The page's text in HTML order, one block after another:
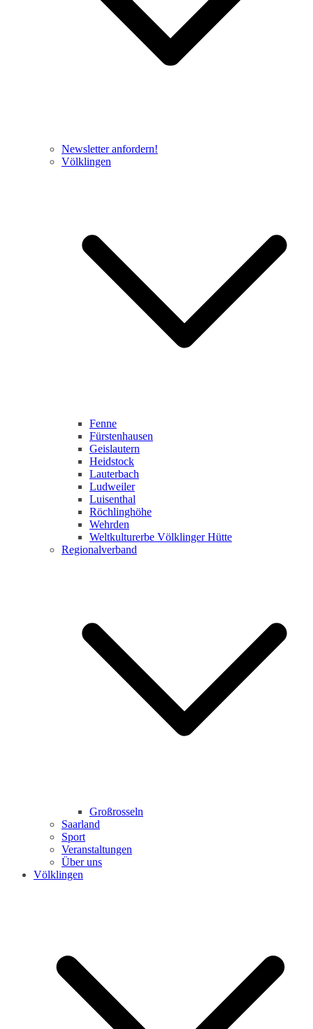
Newsletter anfordern!
Völklingen
Fenne
Fürstenhausen
Geislautern
Heidstock
Lauterbach
Ludweiler
Luisenthal
Röchlinghöhe
Wehrden
Weltkulturerbe Völklinger Hütte
Regionalverband
Großrosseln
Saarland
Sport
Veranstaltungen
Über uns
Völklingen